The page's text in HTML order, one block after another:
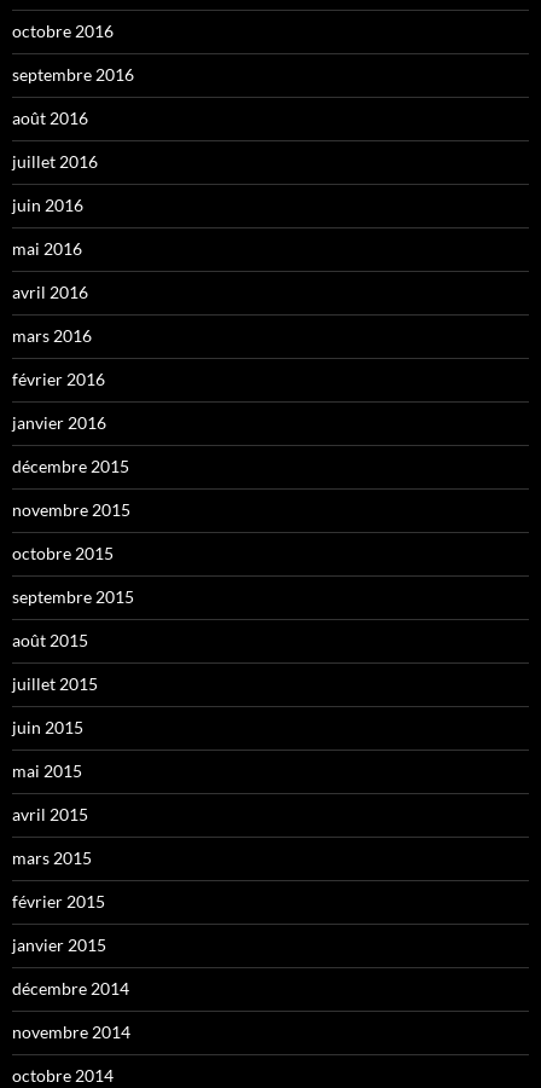
octobre 2016
septembre 2016
août 2016
juillet 2016
juin 2016
mai 2016
avril 2016
mars 2016
février 2016
janvier 2016
décembre 2015
novembre 2015
octobre 2015
septembre 2015
août 2015
juillet 2015
juin 2015
mai 2015
avril 2015
mars 2015
février 2015
janvier 2015
décembre 2014
novembre 2014
octobre 2014